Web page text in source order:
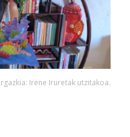
Irene Iruretak utzitakoa.